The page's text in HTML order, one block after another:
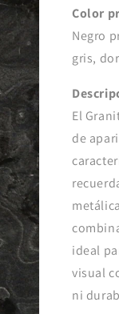
Color
Negro
gris,
El
de
ideal
visual
ni